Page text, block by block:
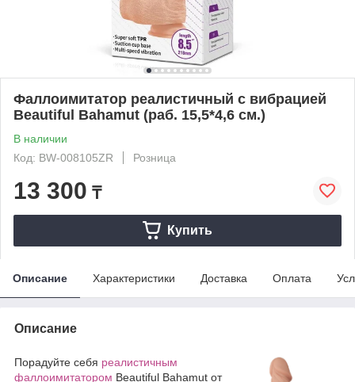
Фаллоимитатор реалистичный с вибрацией
Beautiful Bahamut (раб. 15,5*4,6 см.)
В наличии
Код: BW-008105ZR
Розница
13 300 ₸
Купить
Описание Характеристики Доставка Оплата
Описание
Порадуйте себя реалистичным
фаллоимитатором Beautiful Bahamut от